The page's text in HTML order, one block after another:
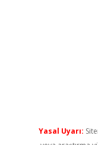
Yasal Uyarı: